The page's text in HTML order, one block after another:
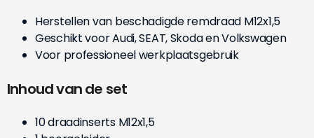
Herstellen van beschadigde remdraad M12x1,5
Geschikt voor Audi, SEAT, Skoda en Volkswagen
Voor professioneel werkplaatsgebruik
Inhoud van de set
10 draadinserts M12x1,5